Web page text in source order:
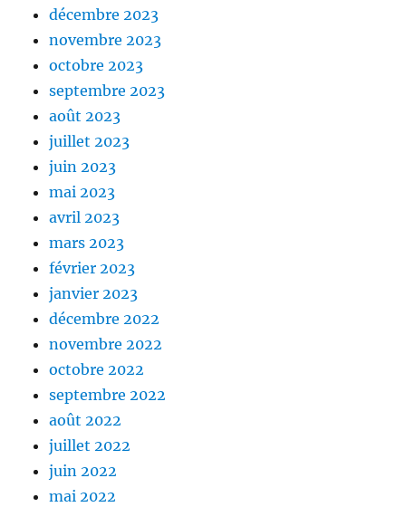
décembre 2023
novembre 2023
octobre 2023
septembre 2023
août 2023
juillet 2023
juin 2023
mai 2023
avril 2023
mars 2023
février 2023
janvier 2023
décembre 2022
novembre 2022
octobre 2022
septembre 2022
août 2022
juillet 2022
juin 2022
mai 2022